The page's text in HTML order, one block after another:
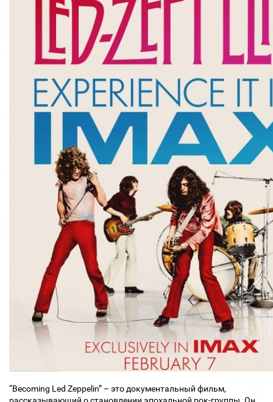
“Becoming Led Zeppelin” – это документальный фильм,